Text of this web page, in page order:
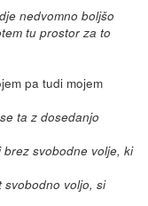
nedvomno boljšo
tu prostor za to
pa tudi mojem
ta z dosedanjo
svobodne volje, ki
svobodno voljo, si